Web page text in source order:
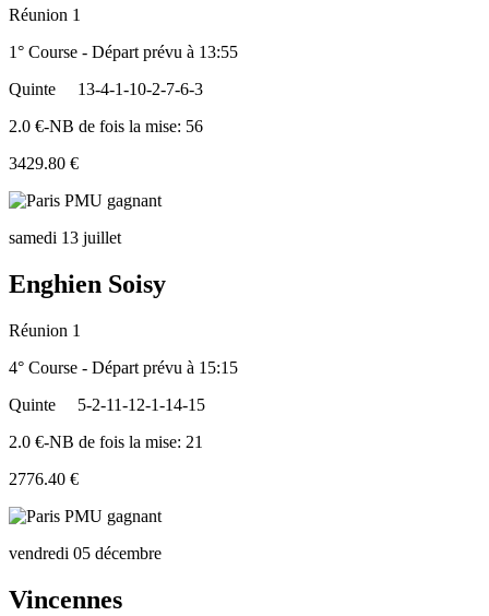
Réunion 1
1° Course - Départ prévu à 13:55
Quinte
13-4-1-10-2-7-6-3
2.0 €-NB de fois la mise: 56
3429.80 €
samedi 13 juillet
Enghien Soisy
Réunion 1
4° Course - Départ prévu à 15:15
Quinte
5-2-11-12-1-14-15
2.0 €-NB de fois la mise: 21
2776.40 €
vendredi 05 décembre
Vincennes